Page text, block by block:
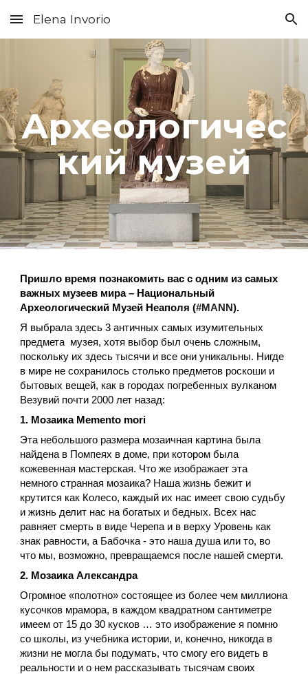
Skip to main content Skip to navigation
Elena Invorio
Археологичес
кий музей
Пришло время познакомить вас с одним из самых
важных музеев мира – Национальный
Археологический Музей Неаполя (#MANN).
Я выбрала здесь 3 античных самых изумительных
предмета музея, хотя выбор был очень сложным,
поскольку их здесь тысячи и все они уникальны. Нигде
в мире не сохранилось столько предметов роскоши и
бытовых вещей, как в городах погребенных вулканом
Везувий почти 2000 лет назад:
1. Мозаика Memento mori
Эта небольшого размера мозаичная картина была
найдена в Помпеях в доме, при котором была
кожевенная мастерская. Что же изображает эта
немного странная мозаика? Наша жизнь бежит и
крутится как Колесо, каждый их нас имеет свою судьбу
и жизнь делит нас на богатых и бедных. Всех нас
равняет смерть в виде Черепа и в верху Уровень как
знак равности, а Бабочка - это наша душа или то, во
что мы, возможно, превращаемся после нашей смерти.
2. Мозаика Александра
Огромное «полотно» состоящее из более чем миллиона
кусочков мрамора, в каждом квадратном сантиметре
имеем от 15 до 30 кусков … это изображение я помню
со школы, из учебника истории, и, конечно, никогда в
жизни не могла бы подумать, что смогу его видеть в
реальности и о нем рассказывать тысячам своих